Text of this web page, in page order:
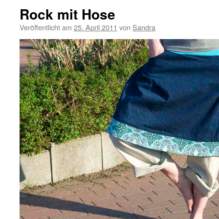
Rock mit Hose
Veröffentlicht am 25. April 2011 von Sandra